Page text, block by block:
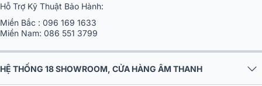
Hỗ Trợ Kỹ Thuật Bảo Hành:
Miền Bắc : 096 169 1633
Miền Nam: 086 551 3799
HỆ THỐNG 18 SHOWROOM, CỬA HÀNG ÂM THANH